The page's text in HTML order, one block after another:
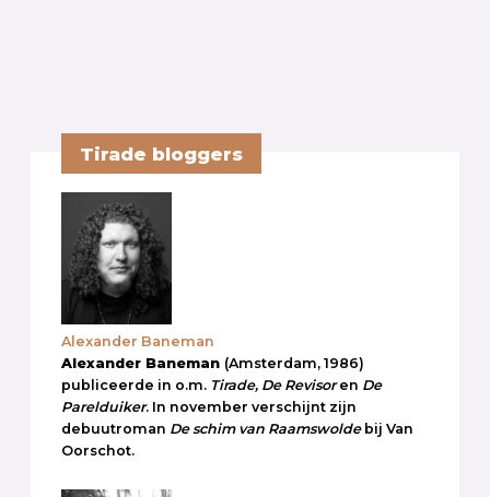
Tirade bloggers
Alexander Baneman
Alexander Baneman (Amsterdam, 1986)
publiceerde in o.m. Tirade, De Revisoren De
Parelduiker. In november verschijnt zijn
debuutroman De schim van Raamswolde bij Van
Oorschot.